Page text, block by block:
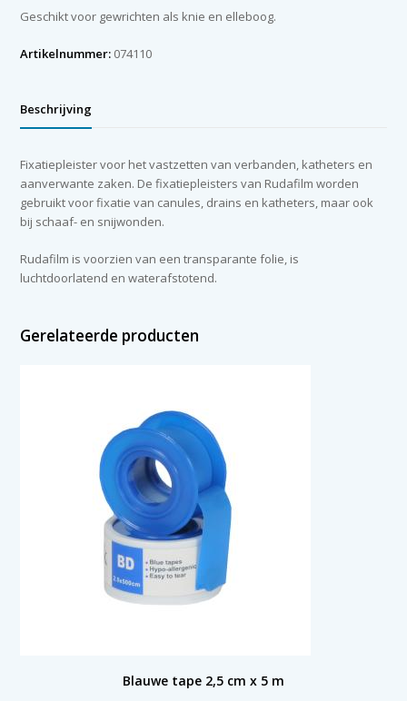
10
x
aantal
Geschikt voor gewrichten als knie en elleboog.
Artikelnummer: 074110
Beschrijving
Fixatiepleister voor het vastzetten van verbanden, katheters en
aanverwante zaken. De fixatiepleisters van Rudafilm worden
gebruikt voor fixatie van canules, drains en katheters, maar ook
bij schaaf- en snijwonden.
Rudafilm is voorzien van een transparante folie, is
luchtdoorlatend en waterafstotend.
Gerelateerde producten
Blauwe tape 2,5 cm x 5 m